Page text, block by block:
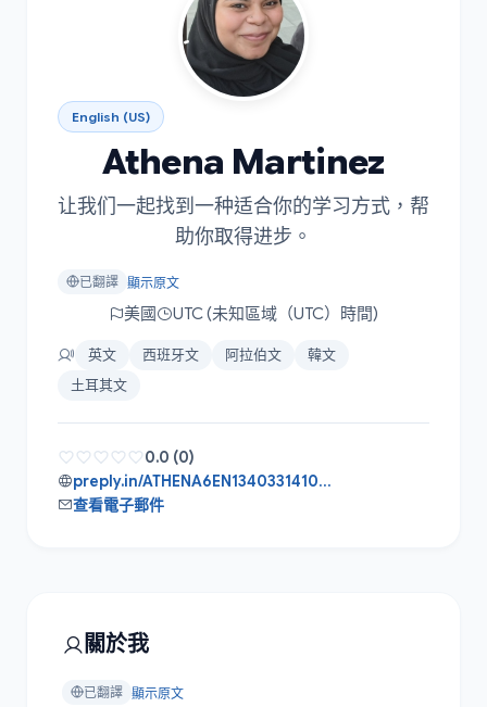
English (US)
Athena Martinez
让我们一起找到一种适合你的学习方式，帮
助你取得进步。
已翻譯 顯示原文
美國 UTC (未知區域（UTC）時間)
英文 西班牙文 阿拉伯文
韓文
土耳其文
0.0 (0)
preply.in/ATHENA6EN1340331410?ts=17836886
查看電子郵件
關於我
已翻譯 顯示原文